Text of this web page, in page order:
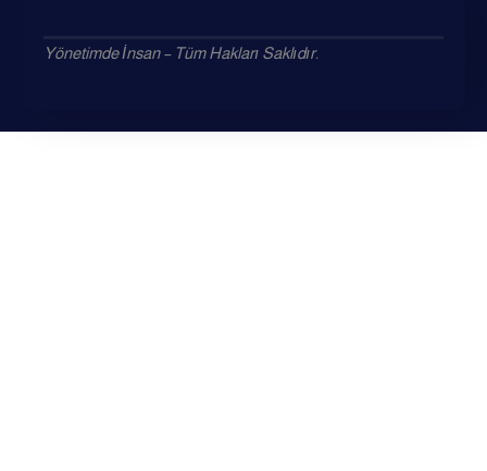
Yönetimde İnsan – Tüm Hakları Saklıdır.